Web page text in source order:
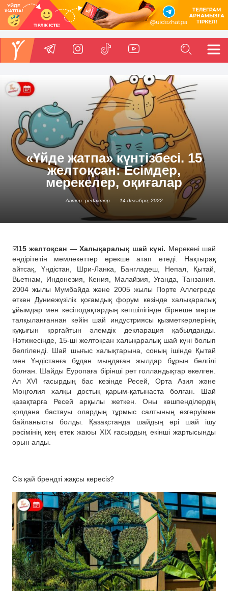
«Үйде жатпа» күнтізбесі. 15
желтоқсан: Есімдер,
мерекелер, оқиғалар
Автор: редактор 14 декабря, 2022
☑️15 желтоқсан — Халықаралық шай күні. Мерекені шай
өндірітетін мемлекеттер ерекше атап өтеді. Нақтырақ
айтсақ, Үндістан, Шри-Ланка, Бангладеш, Непал, Қытай,
Вьетнам, Индонезия, Кения, Малайзия, Уганда, Танзания.
2004 жылы Мумбайда және 2005 жылы Порте Аллегреде
өткен Дүниежүзілік қоғамдық форум кезінде халықаралық
ұйымдар мен кәсіподақтардың көпшілігінде бірнеше мәрте
талқыланғаннан кейін шай индустриясы қызметкерлерінің
құқығын қорғайтын әлемдік декларация қабылданды.
Нәтижесінде, 15-ші желтоқсан халықаралық шай күні болып
белгіленді. Шай шығыс халықтарына, соның ішінде Қытай
мен Үндістанға бұдан мыңдаған жылдар бұрын белгілі
болған. Шайды Еуропаға бірінші рет голландықтар әкелген.
Ал XVI ғасырдың бас кезінде Ресей, Орта Азия және
Моңғолия халқы достық қарым-қатынаста болған. Шай
қазақтарға Ресей арқылы жеткен. Оны көшпенділердің
қолдана бастауы олардың тұрмыс салтының өзгеруімен
байланысты болды. Қазақстанда шайдың әрі шай ішу
рәсімінің кең етек жаюы ХІХ ғасырдың екінші жартысынды
орын алды.
Сіз қай брендті жақсы көресіз?